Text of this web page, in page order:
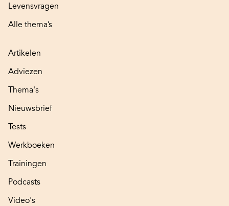
Levensvragen
Alle thema’s
Artikelen
Adviezen
Thema's
Nieuwsbrief
Tests
Werkboeken
Trainingen
Podcasts
Video's